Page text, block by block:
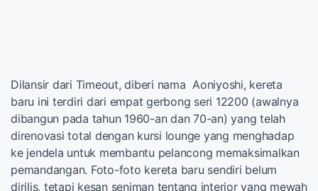
Dilansir dari Timeout, diberi nama Aoniyoshi, kereta
baru ini terdiri dari empat gerbong seri 12200 (awalnya
dibangun pada tahun 1960-an dan 70-an) yang telah
direnovasi total dengan kursi lounge yang menghadap
ke jendela untuk membantu pelancong memaksimalkan
pemandangan. Foto-foto kereta baru sendiri belum
dirilis, tetapi kesan seniman tentang interior yang mewah